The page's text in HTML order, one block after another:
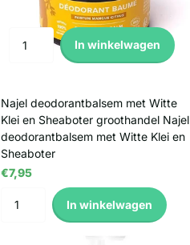
In winkelwagen
Najel deodorantbalsem met Witte
Klei en Sheaboter groothandel Najel
deodorantbalsem met Witte Klei en
Sheaboter
€7,95
In winkelwagen